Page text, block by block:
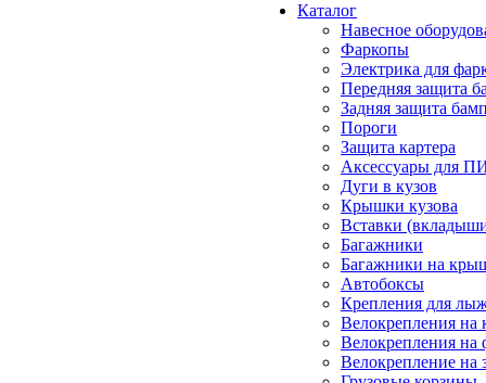
Каталог
Навесное
Фаркопы
Электрика для
Передняя защита
Задняя защита
Пороги
Защита картера
Аксессуары для
Дуги в кузов
Крышки кузова
Вставки
Багажники
Багажники на
Автобоксы
Крепления для
Велокрепления
Велокрепления на
Велокрепление на